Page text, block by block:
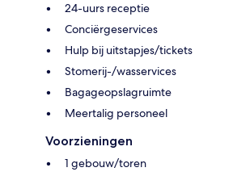
24-uurs receptie
Conciërgeservices
Hulp bij uitstapjes/tickets
Stomerij-/wasservices
Bagageopslagruimte
Meertalig personeel
Voorzieningen
1 gebouw/toren